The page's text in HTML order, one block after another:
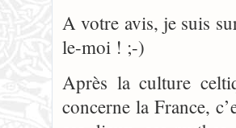
A votre avis, je suis
le-moi ! ;-)
Après la culture
concerne la France,